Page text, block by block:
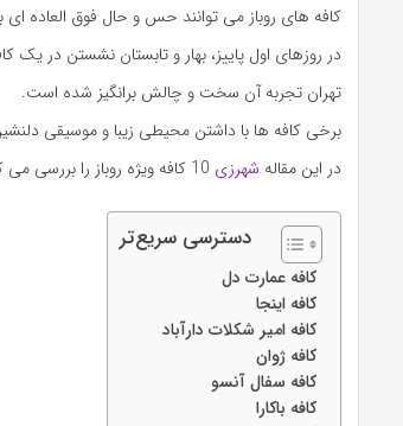
کافه های روباز می توانند حس و حال فوق العاده
در روزهای اول پاییز، بهار و تابستان نشستن در یک
تهران تجربه آن سخت و چالش برانگیز شده است.
برخی کافه ها با داشتن محیطی زیبا و موسیقی
در این مقاله شهرزی
دسترسی سریع‌تر
کافه عمارت دل
کافه اینجا
کافه امیر شکلات دارآباد
کافه ژوان
کافه سفال آنسو
کافه باکارا